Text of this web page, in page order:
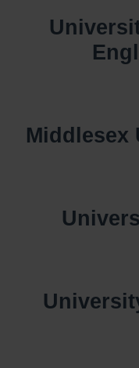
Middlesex